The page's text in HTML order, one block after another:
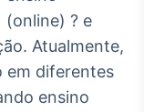
(online) ? e
Atualmente,
em diferentes
ensino